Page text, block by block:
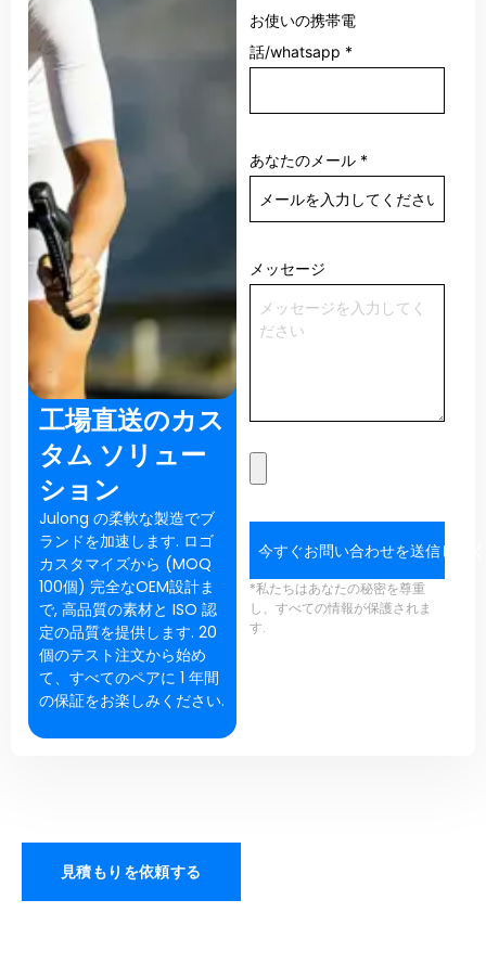
お使いの携帯電
話/whatsapp *
あなたのメール *
メッセージ
今すぐお問い合わせを送信して
*私たちはあなたの秘密を尊重
し、すべての情報が保護されま
す.
工場直送のカス
タム ソリュー
ション
Julong の柔軟な製造でブ
ランドを加速します. ロゴ
カスタマイズから (MOQ
100個) 完全なOEM設計ま
で, 高品質の素材と ISO 認
定の品質を提供します. 20
個のテスト注文から始め
て、すべてのペアに 1 年間
の保証をお楽しみください.
見積もりを依頼する